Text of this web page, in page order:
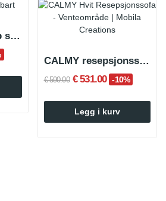
BART BarberShop skiltlampe svart og hvit
CALMY resepsjonssofa
€ 590.00 € 531.00 -10%
Legg i kurv